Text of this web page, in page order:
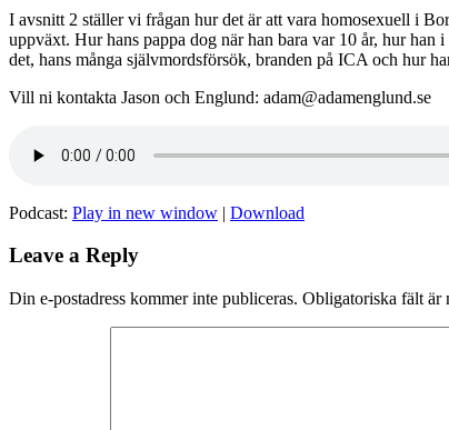
I avsnitt 2 ställer vi frågan hur det är att vara homosexuell i
uppväxt. Hur hans pappa dog när han bara var 10 år, hur
det, hans många självmordsförsök, branden på ICA och hur
Vill ni kontakta Jason och Englund: adam@adamenglund.se
Podcast: Play in new window | Download
Leave a Reply
Din e-postadress kommer inte publiceras. Obligatoriska fält är